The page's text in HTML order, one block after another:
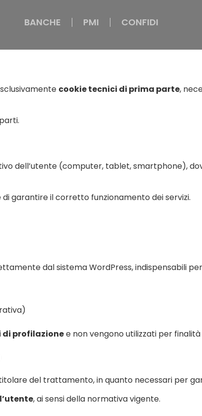
BANCHE PMI CONFIDI
BANCHE PMI CONFIDI
cookie tecnici di prima parte,
dell’utente (computer, tablet, smartphone),
garantire il corretto funzionamento dei servizi.
dal sistema WordPress, indispensabili
di profilazionee non vengono utilizzati per
del trattamento, in quanto necessari per
, ai sensi della normativa vigente.